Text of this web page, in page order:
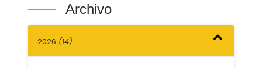
Archivo
2026 (14)